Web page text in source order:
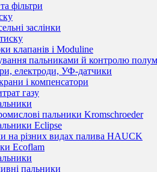
фільтри
заслінки
клапанів і Moduline
пальниками й контролю
електроди, УФ-датчики
і компенсатори
газу
пальники Kromschroeder
Eclipse
на різних видах палива HAUCK
Ecoflam
пальники